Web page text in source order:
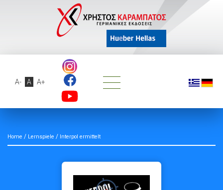
A- A A+
Home / Lernspiele / Interpol ermittelt